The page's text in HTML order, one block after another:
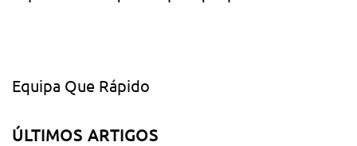
Equipa Que Rápido
ÚLTIMOS ARTIGOS